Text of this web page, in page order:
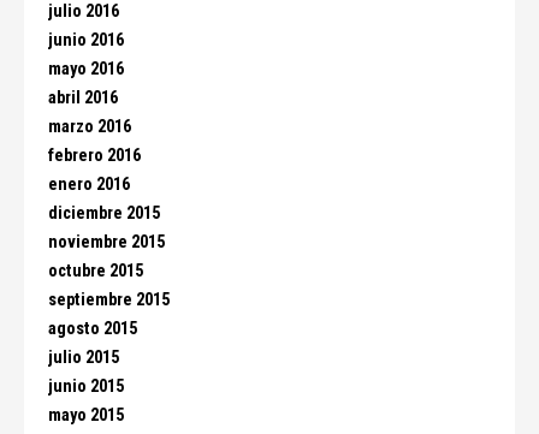
julio 2016
junio 2016
mayo 2016
abril 2016
marzo 2016
febrero 2016
enero 2016
diciembre 2015
noviembre 2015
octubre 2015
septiembre 2015
agosto 2015
julio 2015
junio 2015
mayo 2015